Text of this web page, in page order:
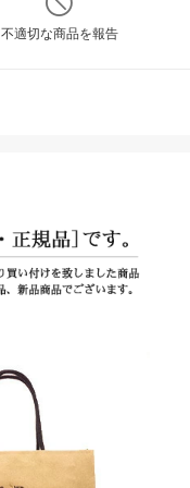
不適切な商品を報告